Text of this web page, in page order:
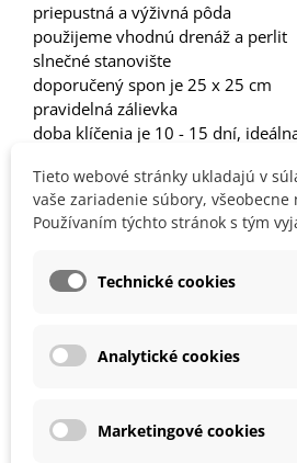
priepustná a výživná pôda
použijeme vhodnú drenáž a perlit
slnečné stanovište
doporučený spon je 25 x 25 cm
pravidelná zálievka
doba klíčenia je 10 - 15 dní,
Bazalka je jednoročná rastlina,
(znesie minimálne 16°C).
Svoje využitie má predovšetkým v
Používame ju čerstvú, inak sa
Lístky trháme tesne pred použitím.
Tieto webové stránky ukladajú v
vaše zariadenie súbory, všeobecne
Používaním týchto stránok s tým
Technické cookies
Analytické cookies
Marketingové cookies